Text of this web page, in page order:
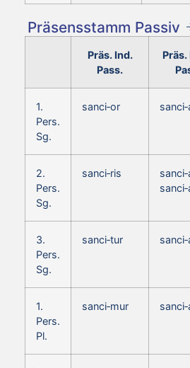
Präsensstamm Passiv
Präs. Ind.
Pass.
Präs.
1.
Pers.
Sg.
sanci‑or
2.
Pers.
Sg.
sanci‑ris
3.
Pers.
Sg.
sanci‑tur
1.
Pers.
Pl.
sanci‑mur